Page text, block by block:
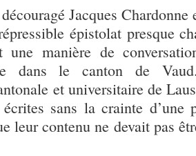
Jacques
épistolat presque
une manière de
dans le canton de
et universitaire de
sans la crainte d’une
leur contenu ne devait pas